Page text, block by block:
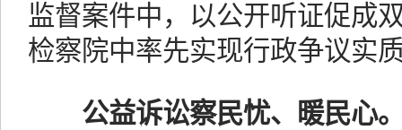
监督案件中，以公开听证促成
检察院中率先实现行政争议实
公益诉讼察民忧、暖民心